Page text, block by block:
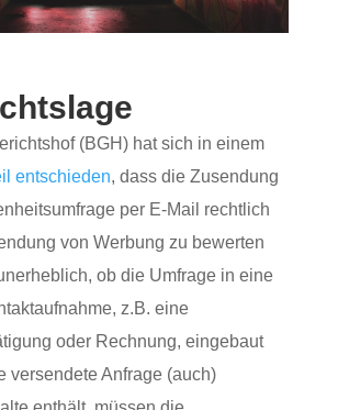
(BGH) hat sich in einem
entschieden, dass die Zusendung
per E-Mail rechtlich
von Werbung zu bewerten
ob die Umfrage in eine
z.B. eine
oder Rechnung, eingebaut
versendete Anfrage (auch)